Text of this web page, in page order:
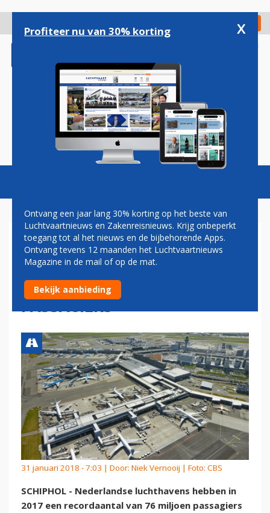
gaan
Check in
Magazine Podcasts Vacatures
NEDERLANDSE
LUCHTHAVENS
VERWELKOMEN 76 MILJOEN
PASSAGIERS
31 januari 2018 - 7:03 | Door: Niek Vernooij | Foto: CBS
SCHIPHOL - Nederlandse luchthavens hebben in
2017 een recordaantal van 76 miljoen passagiers
Profiteer nu van 30% korting x
Ontvang een jaar lang 30% korting op het beste van
Luchtvaartnieuws en Zakenreisnieuws. Krijg onbeperkt
toegang tot al het nieuws en de bijbehorende Apps.
Ontvang tevens 12 maanden het Luchtvaartnieuws
Magazine in de mail of op de mat.
Bekijk aanbieding